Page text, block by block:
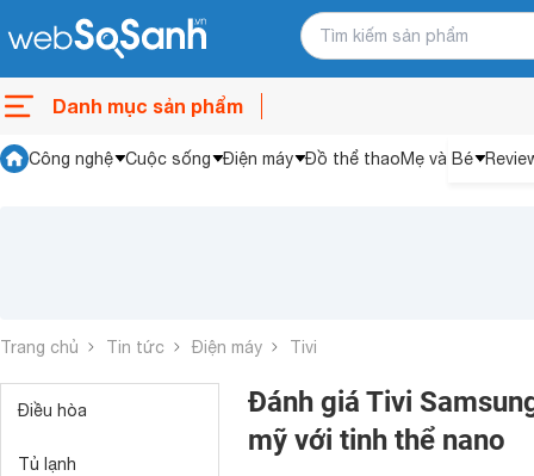
Danh mục sản phẩm
Công nghệ Cuộc sống Điện máy Đồ thể thaoMẹ và Bé
Trang chủ Tin tức Điện máy Tivi
Điều hòa
Tủ lạnh
Đánh giá Tivi
mỹ với tinh thể nano